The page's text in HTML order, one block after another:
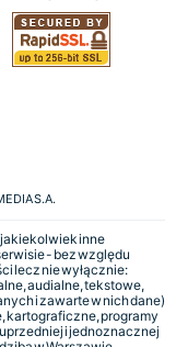
S.A.
inne
- bez względu
lecz nie wyłącznie:
audialne, tekstowe,
i zawarte w nich dane)
kartograficzne, programy
i jednoznacznej